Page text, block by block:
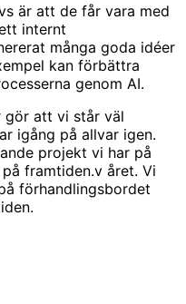
är att de får vara med
internt
många goda idéer
kan förbättra
genom AI.
gör att vi står väl
igång på allvar igen.
projekt vi har på
framtiden.v året. Vi
förhandlingsbordet